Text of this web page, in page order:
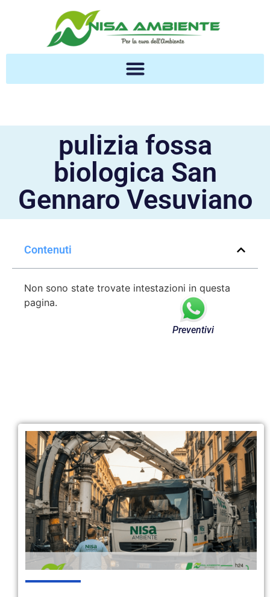
pulizia fossa
biologica San
Gennaro Vesuviano
Contenuti
Non sono state trovate intestazioni in questa
pagina.
Preventivi